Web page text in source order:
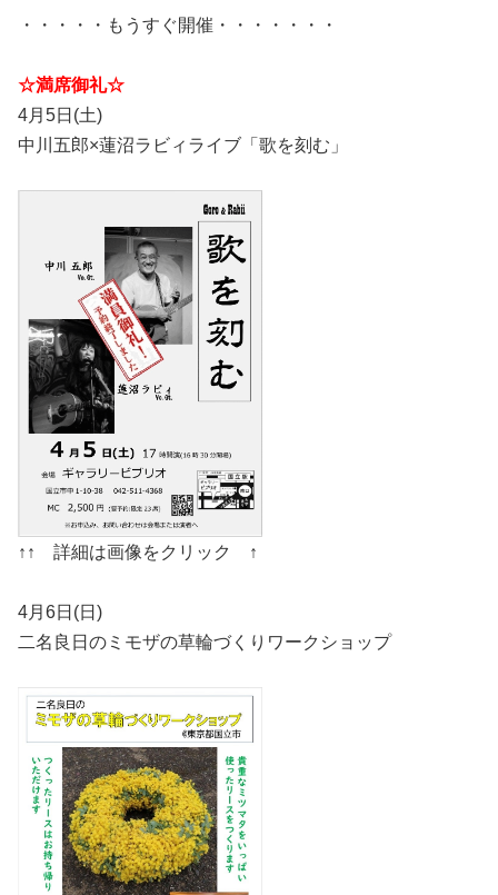
・・・・・もうすぐ開催・・・・・・・
☆満席御礼☆
4月5日(土)
中川五郎×蓮沼ラビィライブ「歌を刻む」
↑↑ 詳細は画像をクリック ↑
4月6日(日)
二名良日のミモザの草輪づくりワークショップ